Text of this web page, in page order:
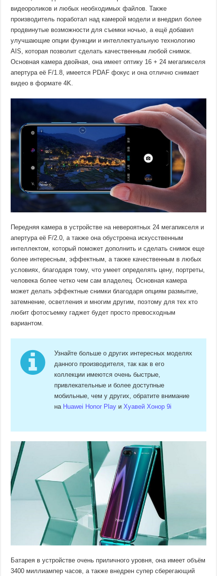
видеороликов и любых необходимых файлов. Также
производитель поработал над камерой модели и внедрил более
продвинутые возможности для съемки ночью, а ещё добавил
улучшающие опции функции и интеллектуальную технологию
AIS, которая позволит сделать качественным любой снимок.
Основная камера двойная, она имеет оптику 16 + 24 мегапикселя
апертура её F/1.8, имеется PDAF фокус и она отлично снимает
видео в формате 4K.
Передняя камера в устройстве на невероятных 24 мегапикселя и
апертура её F/2.0, а также она обустроена искусственным
интеллектом, который поможет дополнить и сделать снимок еще
более интересным, эффектным, а также качественным в любых
условиях, благодаря тому, что умеет определять цену, портреты,
человека более четко чем сам владелец. Основная камера
может делать эффектные снимки благодаря опциям размытие,
затемнение, осветления и многим другим, поэтому для тех кто
любит фотосъемку гаджет будет просто превосходным
вариантом.
Узнайте больше о других интересных моделях
данного производителя, так как в его
коллекции имеются очень быстрые,
привлекательные и более доступные
мобильные, чем у других, обратите внимание
на Huawei Honor Play иХуавей Хонор 9i
Батарея в устройстве очень приличного уровня, она имеет объём
3400 миллиампер часов, а также внедрен супер сберегающий